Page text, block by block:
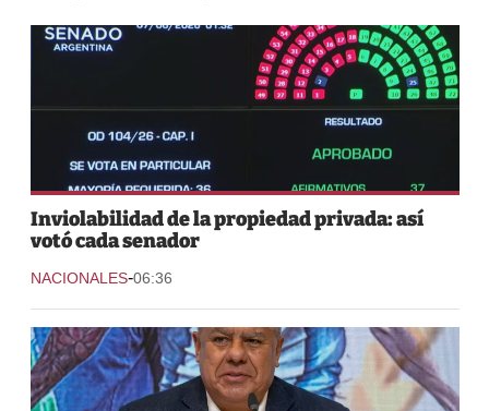
Inviolabilidad de la propiedad privada: así
votó cada senador
NACIONALES-06:36